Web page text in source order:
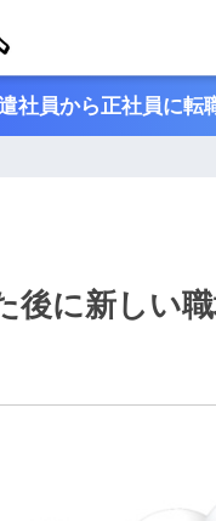
社員から正社員に
後に新しい